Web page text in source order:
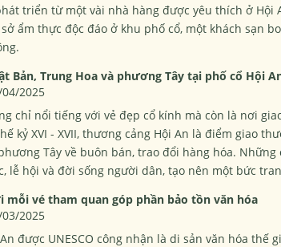
triển từ một vài nhà hàng được yêu thích ở Hội
ẩm thực độc đáo ở khu phố cổ, một khách sạn
Bản, Trung Hoa và phương Tây tại phố cổ Hội
2025
chỉ nổi tiếng với vẻ đẹp cổ kính mà còn là nơi
kỷ XVI - XVII, thương cảng Hội An là điểm giao
Tây về buôn bán, trao đổi hàng hóa.
lễ hội và đời sống người dân, tạo nên một bức
mỗi vé tham quan góp phần bảo tồn văn hóa
2025
được UNESCO công nhận là di sản văn hóa thế